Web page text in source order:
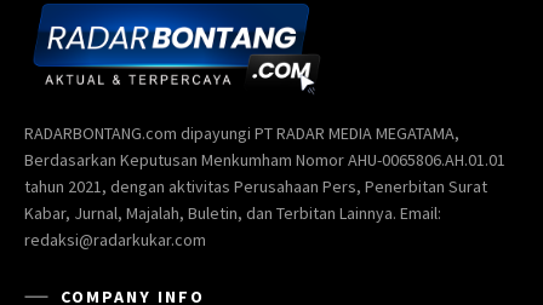
RADARBONTANG.com dipayungi PT RADAR MEDIA MEGATAMA,
Berdasarkan Keputusan Menkumham Nomor AHU-0065806.AH.01.01
tahun 2021, dengan aktivitas Perusahaan Pers, Penerbitan Surat
Kabar, Jurnal, Majalah, Buletin, dan Terbitan Lainnya. Email:
redaksi@radarkukar.com
COMPANY INFO